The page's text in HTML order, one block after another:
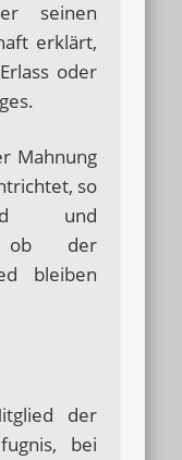
seinen
erklärt,
oder
Mahnung
so
und
ob der
bleiben
der
bei